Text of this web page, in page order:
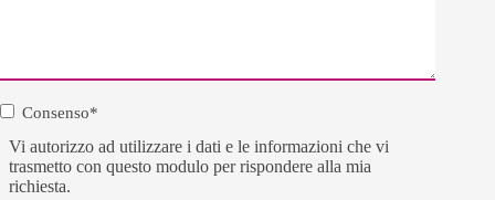
Consenso*
Consenso*
Vi autorizzo ad utilizzare i dati e le informazioni che vi
trasmetto con questo modulo per rispondere alla mia
richiesta.